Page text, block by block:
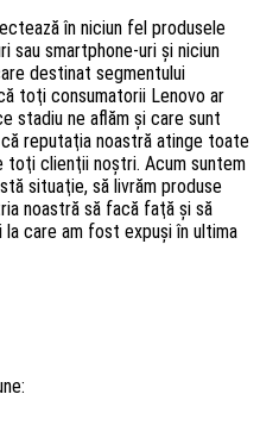
în niciun fel produsele
sau smartphone-uri şi niciun
destinat segmentului
toţi consumatorii Lenovo ar
stadiu ne aflăm şi care sunt
reputaţia noastră atinge toate
toţi clienţii noştri. Acum suntem
situaţie, să livrăm produse
noastră să facă faţă şi să
care am fost expuşi în ultima